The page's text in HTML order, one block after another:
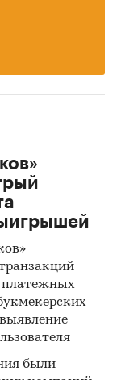
и
булгура
настоящее
платежных
были